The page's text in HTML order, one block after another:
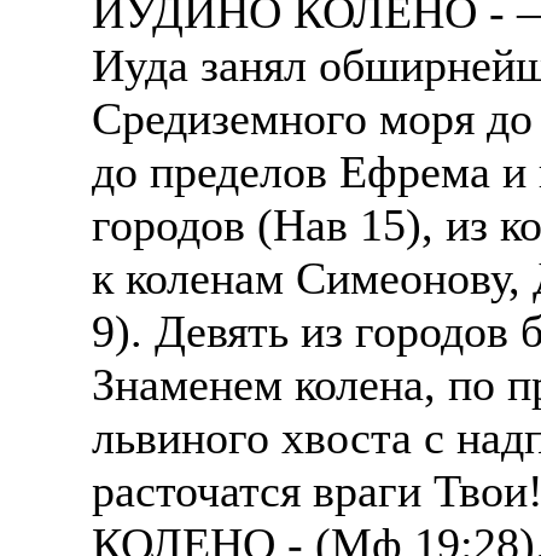
ИУДИНО КОЛЕНО - —
Иуда занял
Средиземного моря
до пределов Ефрема и
городов (Нав 15), из
к коленам
9). Девять из
Знаменем колена, по
львиного хвоста с
расточатся враги
КОЛЕНО - (Мф 19:28).